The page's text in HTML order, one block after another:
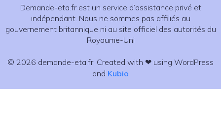
Demande-eta.fr est un service d’assistance privé et
indépendant. Nous ne sommes pas affiliés au
gouvernement britannique ni au site officiel des autorités du
Royaume-Uni
© 2026 demande-eta.fr. Created with ❤ using WordPress
and Kubio